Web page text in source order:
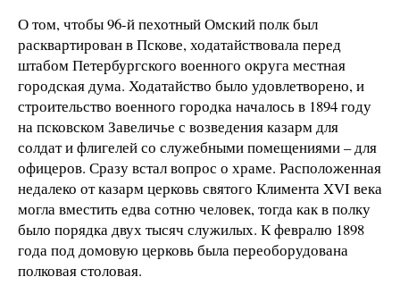
О том, чтобы 96-й пехотный Омский полк был
расквартирован в Пскове, ходатайствовала перед
штабом Петербургского военного округа местная
городская дума. Ходатайство было удовлетворено, и
строительство военного городка началось в 1894 году
на псковском Завеличье с возведения казарм для
солдат и флигелей со служебными помещениями – для
офицеров. Сразу встал вопрос о храме. Расположенная
недалеко от казарм церковь святого Климента XVI века
могла вместить едва сотню человек, тогда как в полку
было порядка двух тысяч служилых. К февралю 1898
года под домовую церковь была переоборудована
полковая столовая.